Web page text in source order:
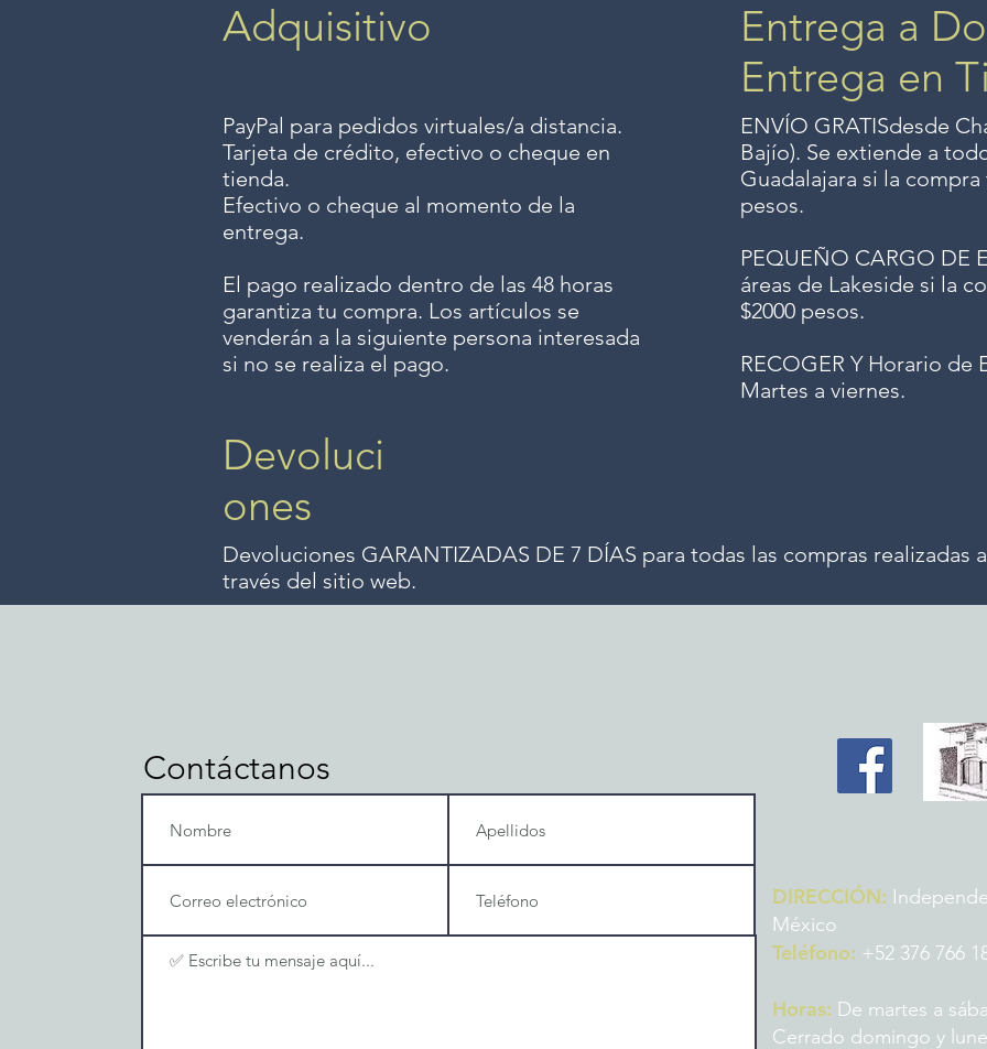
Adquisitivo
PayPal para pedidos virtuales/a distancia.
Tarjeta de crédito, efectivo o cheque en
tienda.
Efectivo o cheque al momento de la
entrega.
El pago realizado dentro de las 48 horas
garantiza tu compra. Los artículos se
venderán a la siguiente persona interesada
si no se realiza el pago.
Entrega a
Entrega en
ENVÍO GRATISdesde
Bajío). Se extiende a
Guadalajara si la
pesos.
PEQUEÑO CARGO DE
áreas de Lakeside si la
$2000 pesos.
RECOGER Y Horario de
Martes a viernes.
Devoluci
ones
Devoluciones GARANTIZADAS DE 7 DÍAS para todas las compras realizadas a
través del sitio web.
Contáctanos
DIRECCIÓN:
México
Teléfono: +52 376 766
Horas: De martes a
Cerrado domingo y